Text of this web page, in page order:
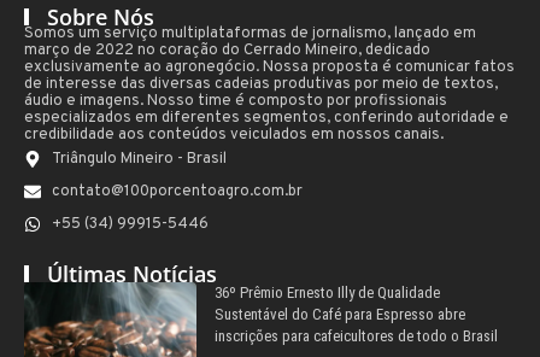
Sobre Nós
Somos um serviço multiplataformas de jornalismo, lançado em
março de 2022 no coração do Cerrado Mineiro, dedicado
exclusivamente ao agronegócio. Nossa proposta é comunicar fatos
de interesse das diversas cadeias produtivas por meio de textos,
áudio e imagens. Nosso time é composto por profissionais
especializados em diferentes segmentos, conferindo autoridade e
credibilidade aos conteúdos veiculados em nossos canais.
Triângulo Mineiro - Brasil
contato@100porcentoagro.com.br
+55 (34) 99915-5446
Últimas Notícias
36º Prêmio Ernesto Illy de Qualidade
Sustentável do Café para Espresso abre
inscrições para cafeicultores de todo o Brasil